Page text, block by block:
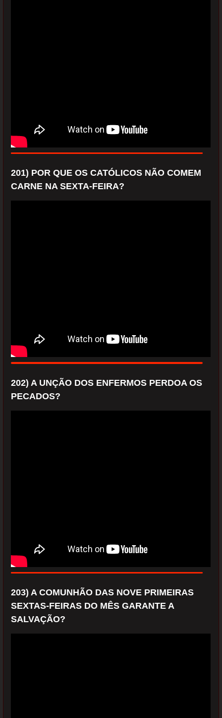
201) POR QUE OS CATÓLICOS NÃO COMEM
CARNE NA SEXTA-FEIRA?
202) A UNÇÃO DOS ENFERMOS PERDOA OS
PECADOS?
203) A COMUNHÃO DAS NOVE PRIMEIRAS
SEXTAS-FEIRAS DO MÊS GARANTE A
SALVAÇÃO?